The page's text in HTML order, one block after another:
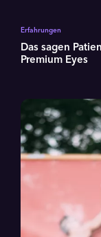
Erfahrungen
Das sagen
Premium Eyes